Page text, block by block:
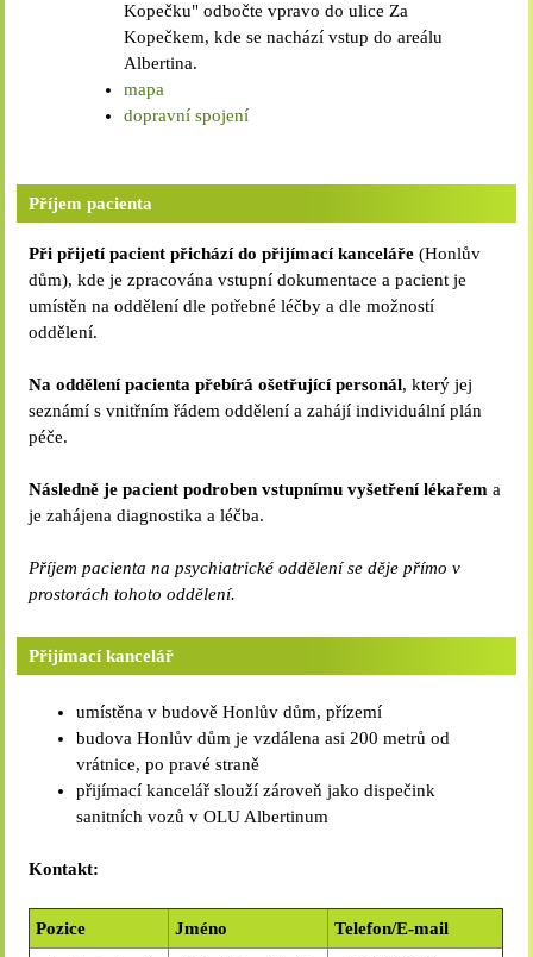
Kopečku" odbočte vpravo do ulice Za
Kopečkem, kde se nachází vstup do areálu
Albertina.
mapa
dopravní spojení
Příjem pacienta
Při přijetí pacient přichází do přijímací kanceláře (Honlův
dům), kde je zpracována vstupní dokumentace a pacient je
umístěn na oddělení dle potřebné léčby a dle možností
oddělení.
Na oddělení pacienta přebírá ošetřující personál, který jej
seznámí s vnitřním řádem oddělení a zahájí individuální plán
péče.
Následně je pacient podroben vstupnímu vyšetření lékařem a
je zahájena diagnostika a léčba.
Příjem pacienta na psychiatrické oddělení se děje přímo v
prostorách tohoto oddělení.
Přijímací kancelář
umístěna v budově Honlův dům, přízemí
budova Honlův dům je vzdálena asi 200 metrů od
vrátnice, po pravé straně
přijímací kancelář slouží zároveň jako dispečink
sanitních vozů v OLU Albertinum
Kontakt:
Pozice Jméno Telefon/E-mail